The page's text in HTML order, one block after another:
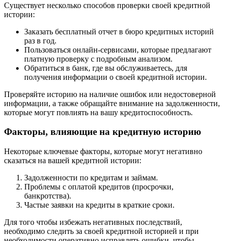
Существует несколько способов проверки своей кредитной
истории:
Заказать бесплатный отчет в бюро кредитных историй
раз в год.
Пользоваться онлайн-сервисами, которые предлагают
платную проверку с подробным анализом.
Обратиться в банк, где вы обслуживаетесь, для
получения информации о своей кредитной истории.
Проверяйте историю на наличие ошибок или недостоверной
информации, а также обращайте внимание на задолженности,
которые могут повлиять на вашу кредитоспособность.
Факторы, влияющие на кредитную историю
Некоторые ключевые факторы, которые могут негативно
сказаться на вашей кредитной истории:
Задолженности по кредитам и займам.
Проблемы с оплатой кредитов (просрочки,
банкротства).
Частые заявки на кредиты в краткие сроки.
Для того чтобы избежать негативных последствий,
необходимо следить за своей кредитной историей и при